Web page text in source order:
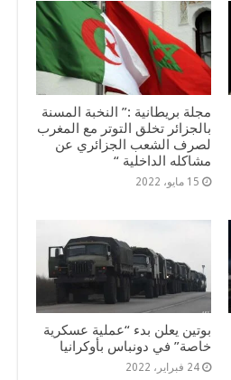
مجلة بريطانية :” النخبة المسنة
بالجزائر تخلق التوتر مع المغرب
لصرف الشعب الجزائري عن
مشاكله الداخلية “
15 مايو، 2022
بوتين يعلن بدء “عملية عسكرية
خاصة” في دونباس بأوكرانيا
24 فبراير، 2022